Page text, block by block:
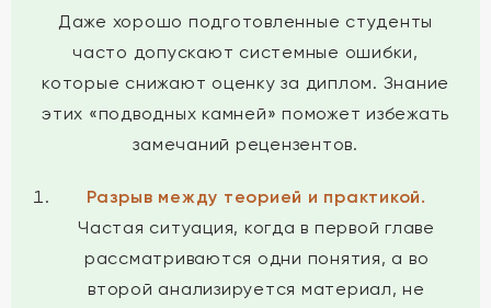
Даже хорошо подготовленные студенты
часто допускают системные ошибки,
которые снижают оценку за диплом. Знание
этих «подводных камней» поможет избежать
замечаний рецензентов.
Разрыв между теорией и практикой.
Частая ситуация, когда в первой главе
рассматриваются одни понятия, а во
второй анализируется материал, не